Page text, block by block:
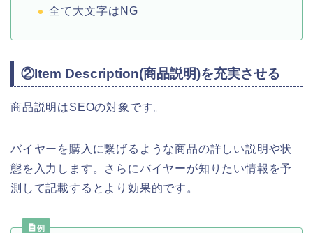
全て大文字はNG
②Item Description(商品説明)を充実させる
商品説明はSEOの対象 です。
バイヤーを購入に繋げるような商品の詳しい説明や状
態を入力します。さらにバイヤーが知りたい情報を予
測して記載するとより効果的です。
例